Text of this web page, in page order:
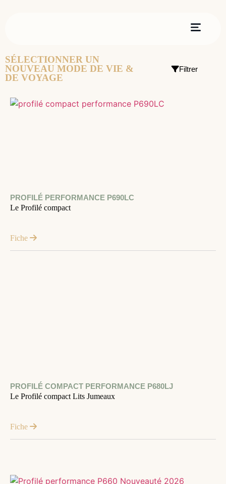
SÉLECTIONNER UN
NOUVEAU MODE DE VIE &
DE VOYAGE
Filtrer
PROFILÉ PERFORMANCE P690LC
Le Profilé compact
Fiche
PROFILÉ COMPACT PERFORMANCE P680LJ
Le Profilé compact Lits Jumeaux
Fiche